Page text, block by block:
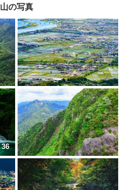
山の写真
36